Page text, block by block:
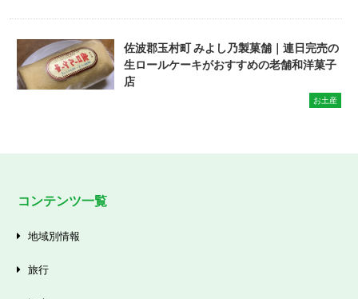
佐波郡玉村町 みよし乃製菓舗｜連日完売の
生ロールケーキがおすすめの老舗和洋菓子
店
お土産
コンテンツ一覧
地域別情報
旅行